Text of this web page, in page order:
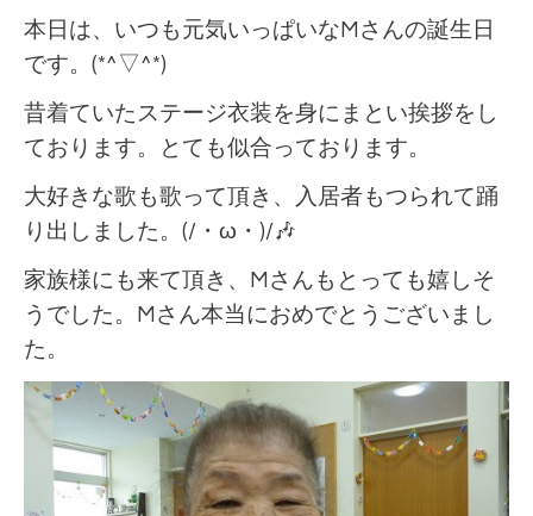
本日は、いつも元気いっぱいなMさんの誕生日
です。(*^▽^*)
昔着ていたステージ衣装を身にまとい挨拶をし
ております。とても似合っております。
大好きな歌も歌って頂き、入居者もつられて踊
り出しました。(/・ω・)/🎶
家族様にも来て頂き、Mさんもとっても嬉しそ
うでした。Mさん本当におめでとうございまし
た。